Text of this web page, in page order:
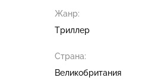
Жанр:
Триллер
Страна:
Великобритания